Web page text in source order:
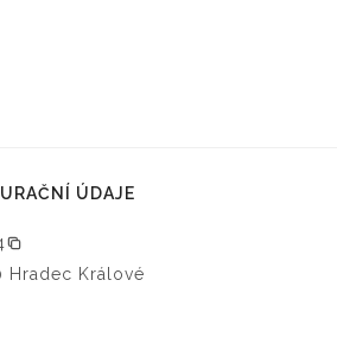
ÚDAJE
Hradec Králové